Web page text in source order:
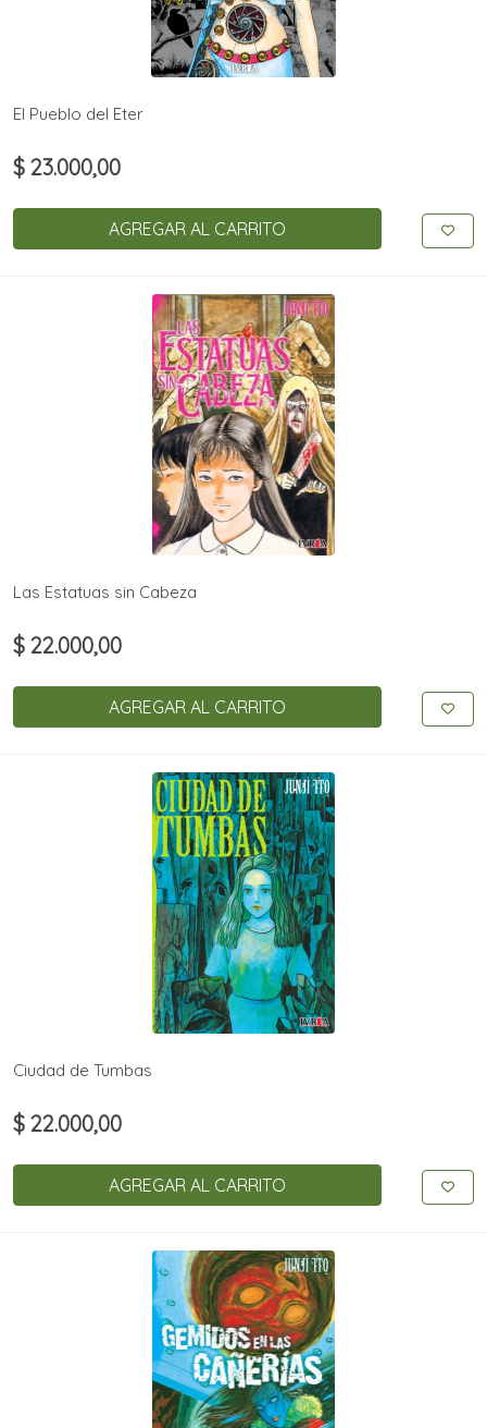
El Pueblo del Eter
$ 23.000,00
AGREGAR AL CARRITO
Las Estatuas sin Cabeza
$ 22.000,00
AGREGAR AL CARRITO
Ciudad de Tumbas
$ 22.000,00
AGREGAR AL CARRITO